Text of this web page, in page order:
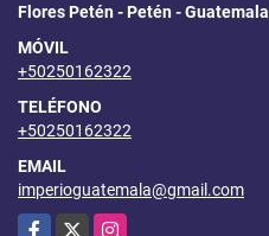
Flores Petén - Petén - Guatemala
MÓVIL
+50250162322
TELÉFONO
+50250162322
EMAIL
imperioguatemala@gmail.com
Facebook
X Instagram